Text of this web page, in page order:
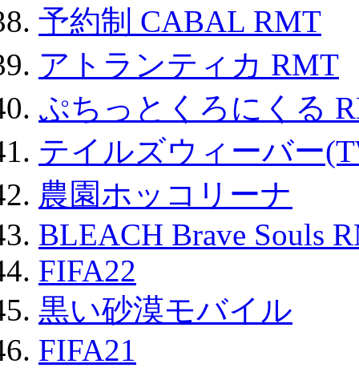
予約制 CABAL RMT
アトランティカ RMT
ぷちっとくろにくる
テイルズウィーバー
農園ホッコリーナ
BLEACH Brave Souls
FIFA22
黒い砂漠モバイル
FIFA21